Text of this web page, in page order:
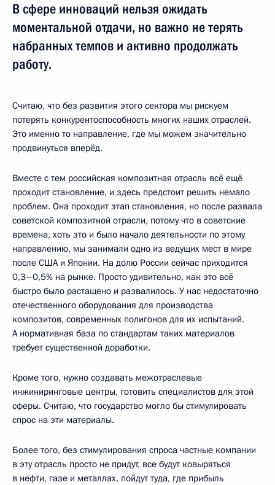
В сфере инноваций нельзя ожидать
моментальной отдачи, но важно не терять
набранных темпов и активно продолжать
работу.
Считаю, что без развития этого сектора мы рискуем
потерять конкурентоспособность многих наших отраслей.
Это именно то направление, где мы можем значительно
продвинуться вперёд.
Вместе с тем российская композитная отрасль всё ещё
проходит становление, и здесь предстоит решить немало
проблем. Она проходит этап становления, но после развала
советской композитной отрасли, потому что в советские
времена, хоть это и было начало деятельности по этому
направлению, мы занимали одно из ведущих мест в мире
после США и Японии. На долю России сейчас приходится
0,3–0,5% на рынке. Просто удивительно, как это всё
быстро было растащено и развалилось. У нас недостаточно
отечественного оборудования для производства
композитов, современных полигонов для их испытаний.
А нормативная база по стандартам таких материалов
требует существенной доработки.
Кроме того, нужно создавать межотраслевые
инжиниринговые центры, готовить специалистов для этой
сферы. Считаю, что государство могло бы стимулировать
спрос на эти материалы.
Более того, без стимулирования спроса частные компании
в эту отрасль просто не придут, все будут ковыряться
в нефти, газе и металлах, пойдут туда, где прибыль